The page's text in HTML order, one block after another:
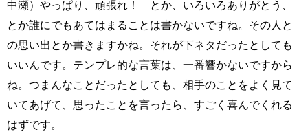
中瀬）やっぱり、頑張れ！ とか、いろいろありがとう、
とか誰にでもあてはまることは書かないですね。その人と
の思い出とか書きますかね。それが下ネタだったとしても
いいんです。テンプレ的な言葉は、一番響かないですから
ね。つまんなことだったとしても、相手のことをよく見て
いてあげて、思ったことを言ったら、すごく喜んでくれる
はずです。